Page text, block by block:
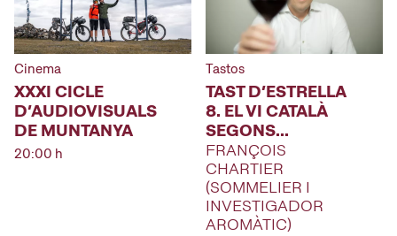
Cinema
XXXI CICLE
D’AUDIOVISUALS
DE MUNTANYA
20:00 h
Tastos
TAST D’ESTRELLA
8. EL VI CATALÀ
SEGONS…
FRANÇOIS
CHARTIER
(SOMMELIER I
INVESTIGADOR
AROMÀTIC)